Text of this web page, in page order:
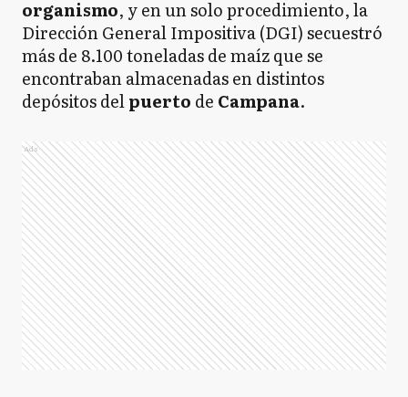
organismo, y en un solo procedimiento, la
Dirección General Impositiva (DGI) secuestró
más de 8.100 toneladas de maíz que se
encontraban almacenadas en distintos
depósitos delpuerto de Campana.
Ads